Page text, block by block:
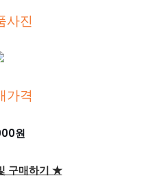
사진
가격
원
구매하기 ★